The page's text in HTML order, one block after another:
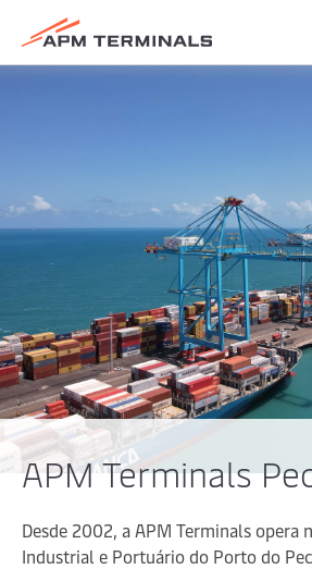
APM Terminals
Desde 2002, a APM Terminals opera
Industrial e Portuário do Porto do
0